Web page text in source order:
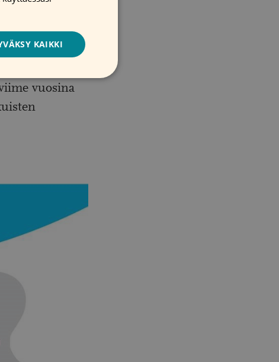
Vuonna
11
vuosina
KAIKKI